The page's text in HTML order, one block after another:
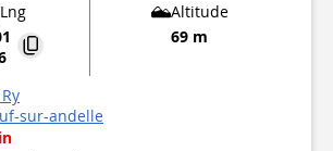
Altitude
69 m
sur-andelle